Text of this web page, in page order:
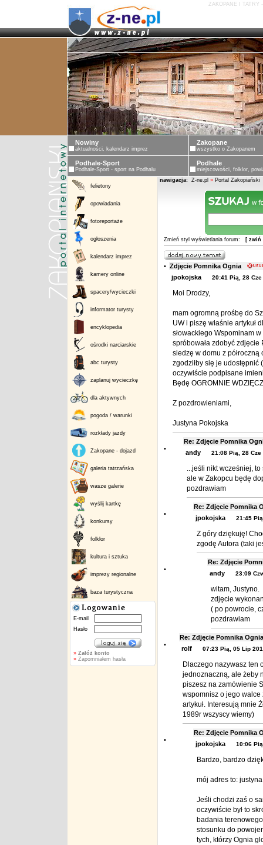
ZAKOPANE I TATRY
Nowiny
aktualności, kalendarz imprez
Zakopane
wszystko o Zakopanem
Podhale-Sport
Podhale-Sport - sport na Podhalu
Podhale
miejscowości, folklor,
felietony
opowiadania
fotoreportaże
ogłoszenia
kalendarz imprez
kamery online
spacery/wycieczki
informator turysty
encyklopedia
ośrodki narciarskie
abc turysty
zaplanuj wycieczkę
dla aktywnych
pogoda / warunki
rozkłady jazdy
Zakopane - dojazd
galeria tatrzańska
wasze galerie
wyślij kartkę
konkursy
folklor
kultura i sztuka
imprezy regionalne
baza turystyczna
E-mail
Hasło
» Załóż konto
»Zapomniałem hasła
nawigacja: Z-ne.pl » Portal Zakopiański
Zmień styl wyświetlania forum: [ zwiń
• Zdjęcie Pomnika Ognia
jpokojska
20:41 Pią, 28 Cze
Moi Drodzy,
mam ogromną prośbę do
UW i piszę właśnie
słowackiego Wspominam
spróbowała zdobyć
siedzę w domu z
zgodziłby się je
oczywiście podpisane
Będę OGROMNIE
Z pozdrowieniami,
Justyna Pokojska
•
Re: Zdjęcie Pomnika
andy
21:08 Pią, 28 Cze
...jeśli nikt wcześniej,
ale w Zakopcu będę
pozdrawiam
•
Re: Zdjęcie Pomnika
jpokojska
21:45
Z góry dziękuję!
zgodę Autora (taki
•
Re: Zdjęcie
andy
23:09
witam, Justyno.
zdjęcie
( po powrocie,
pozdrawiam
•
Re: Zdjęcie Pomnika
rolf
07:23 Pią, 05 Lip
Dlaczego nazywasz ten
jednoznaczną, ale żeby
piszesz na zamówienie
wspomnisz o jego
artykuł. Interesują mnie
1989r wszyscy wiemy)
•
Re: Zdjęcie Pomnika
jpokojska
10:06
Bardzo, bardzo
mój adres to:
Jeśli chodzi zaś o
oczywiście był to
badania
stosunku do
tych, którzy Ognia